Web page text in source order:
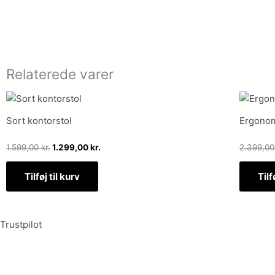
Relaterede varer
Sort kontorstol
1.599,00kr.
Den
pris
var:
1.299,00kr.
Tilføj til kurv
Trustpilot